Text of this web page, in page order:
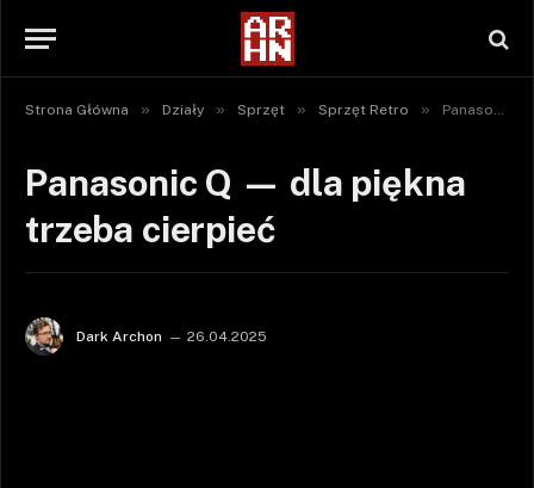
Strona Główna » Działy » Sprzęt » Sprzęt Retro » Panasonic Q — dla piękna trzeba cierpieć
Panasonic Q — dla piękna
trzeba cierpieć
Dark Archon 26.04.2025